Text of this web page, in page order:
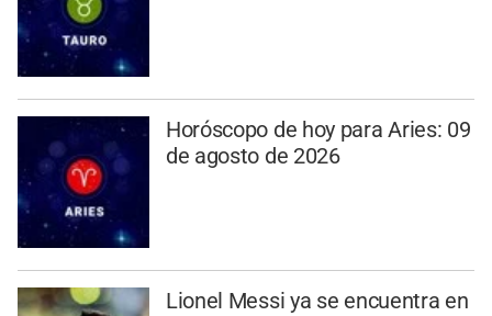
Horóscopo de hoy para Aries: 09
de agosto de 2026
Lionel Messi ya se encuentra en